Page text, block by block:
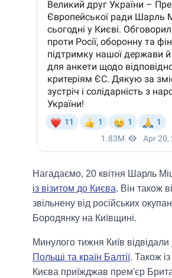
Нагадаємо, 20 квітня Шарль
із візитом до Києва. Він також
звільнену від російських
Бородянку на Київщині.
Минулого тижня Київ відвідали
Польщі та країн Балтії. Також
Києва приїжджав прем'єр